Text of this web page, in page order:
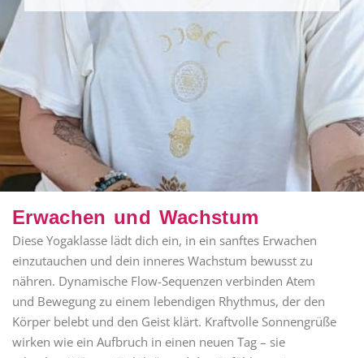
Erwachen und Wachstum
Diese Yogaklasse lädt dich ein, in ein sanftes Erwachen
einzutauchen und dein inneres Wachstum bewusst zu
nähren. Dynamische Flow-Sequenzen verbinden Atem
und Bewegung zu einem lebendigen Rhythmus, der den
Körper belebt und den Geist klärt. Kraftvolle Sonnengrüße
wirken wie ein Aufbruch in einen neuen Tag – sie